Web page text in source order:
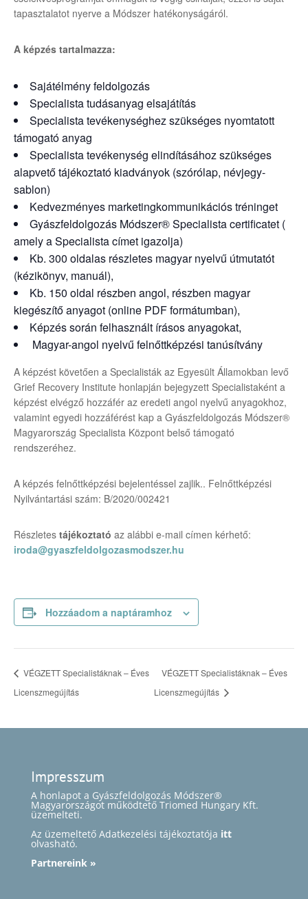
tapasztalatot nyerve a Módszer hatékonyságáról.
A képzés tartalmazza:
Sajátélmény feldolgozás
Specialista tudásanyag elsajátítás
Specialista tevékenységhez szükséges nyomtatott
támogató anyag
Specialista tevékenység elindításához szükséges
alapvető tájékoztató kiadványok (szórólap, névjegy-
sablon)
Kedvezményes marketingkommunikációs tréninget
Gyászfeldolgozás Módszer® Specialista certificatet (
amely a Specialista címet igazolja)
Kb. 300 oldalas részletes magyar nyelvű útmutatót
(kézikönyv, manuál),
Kb. 150 oldal részben angol, részben magyar
kiegészítő anyagot (online PDF formátumban),
Képzés során felhasznált írásos anyagokat,
Magyar-angol nyelvű felnőttképzési tanúsítvány
A képzést követően a Specialisták az Egyesült Államokban levő
Grief Recovery Institute honlapján bejegyzett Specialistaként a
képzést elvégző hozzáfér az eredeti angol nyelvű anyagokhoz,
valamint egyedi hozzáférést kap a Gyászfeldolgozás Módszer®
Magyarország Specialista Központ belső támogató
rendszeréhez.
A képzés felnőttképzési bejelentéssel zajlik.. Felnőttképzési
Nyilvántartási szám: B/2020/002421
Részletes tájékoztató az alábbi e-mail címen kérhető:
iroda@gyaszfeldolgozasmodszer.hu
Hozzáadom a naptáramhoz
VÉGZETT Specialistáknak – Éves
Licenszmegújítás
VÉGZETT Specialistáknak – Éves
Licenszmegújítás
Impresszum
A honlapot a Gyászfeldolgozás Módszer®
Magyarországot működtető Triomed Hungary Kft.
üzemelteti.
Az üzemeltető Adatkezelési tájékoztatója itt
olvasható.
Partnereink »